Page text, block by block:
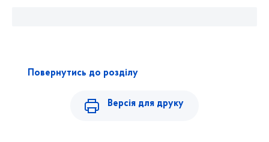
Повернутись до розділу
Версія для друку